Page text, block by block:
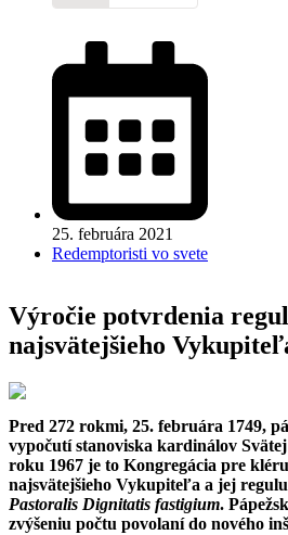
25. februára 2021
Redemptoristi vo svete
Výročie potvrdenia
najsvätejšieho
Pred 272 rokmi, 25. februára 1749,
vypočutí stanoviska kardinálov
roku 1967 je to Kongregácia pre
najsvätejšieho Vykupiteľa a jej
Pastoralis Dignitatis fastigium.
zvýšeniu počtu povolaní do nového